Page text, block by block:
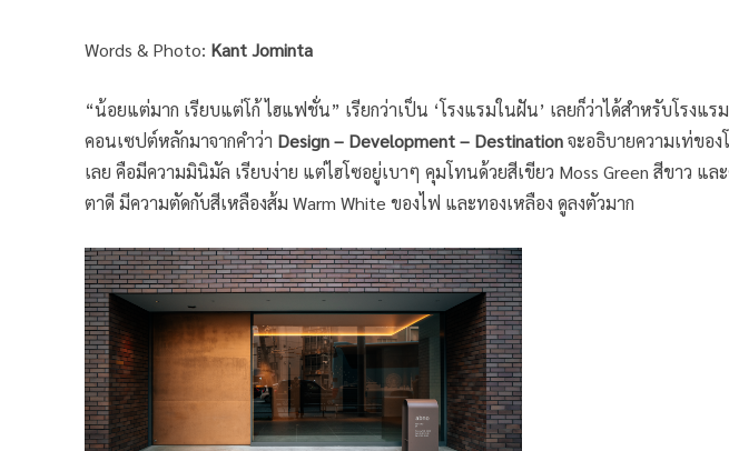
Words & Photo: Kant Jominta
“น้อยแต่มาก เรียบแต่โก้ ไฮแฟชั่น” เรียกว่าเป็น ‘โรงแรมในฝัน’ เลยก็ว่าได้สำหรับโรงแรม
คอนเซปต์หลักมาจากคำว่า Design – Development – Destinationจะอธิบายความเท่ของ
เลย คือมีความมินิมัล เรียบง่าย แต่ไฮโซอยู่เบาๆ คุมโทนด้วยสีเขียว Moss Green สีขาว แ
ตาดี มีความตัดกับสีเหลืองส้ม Warm White ของไฟ และทองเหลือง ดูลงตัวมาก